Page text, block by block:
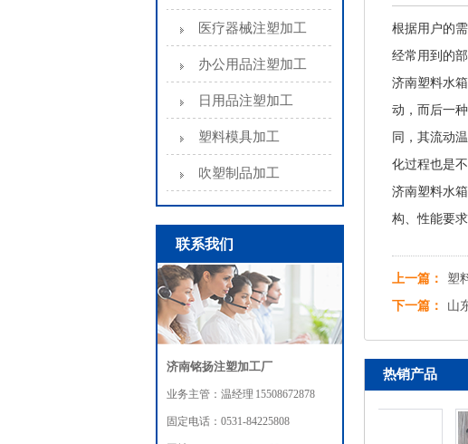
医疗器械注塑加工
办公用品注塑加工
日用品注塑加工
塑料模具加工
吹塑制品加工
联系我们
济南铭扬注塑加工厂
业务主管：温经理 15508672878
固定电话：0531-84225808
根据用户的
经常用到的
济南塑料水
动，而后一
同，其流动
化过程也是
济南塑料水
构、性能要
上一篇：
塑
下一篇：
山
热销产品